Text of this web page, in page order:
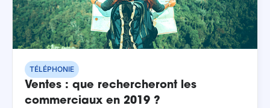
TÉLÉPHONIE
Ventes : que rechercheront les
commerciaux en 2019 ?